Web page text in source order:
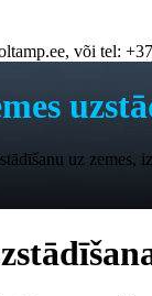
või tel:
uz